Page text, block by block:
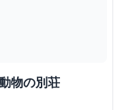
物の別荘